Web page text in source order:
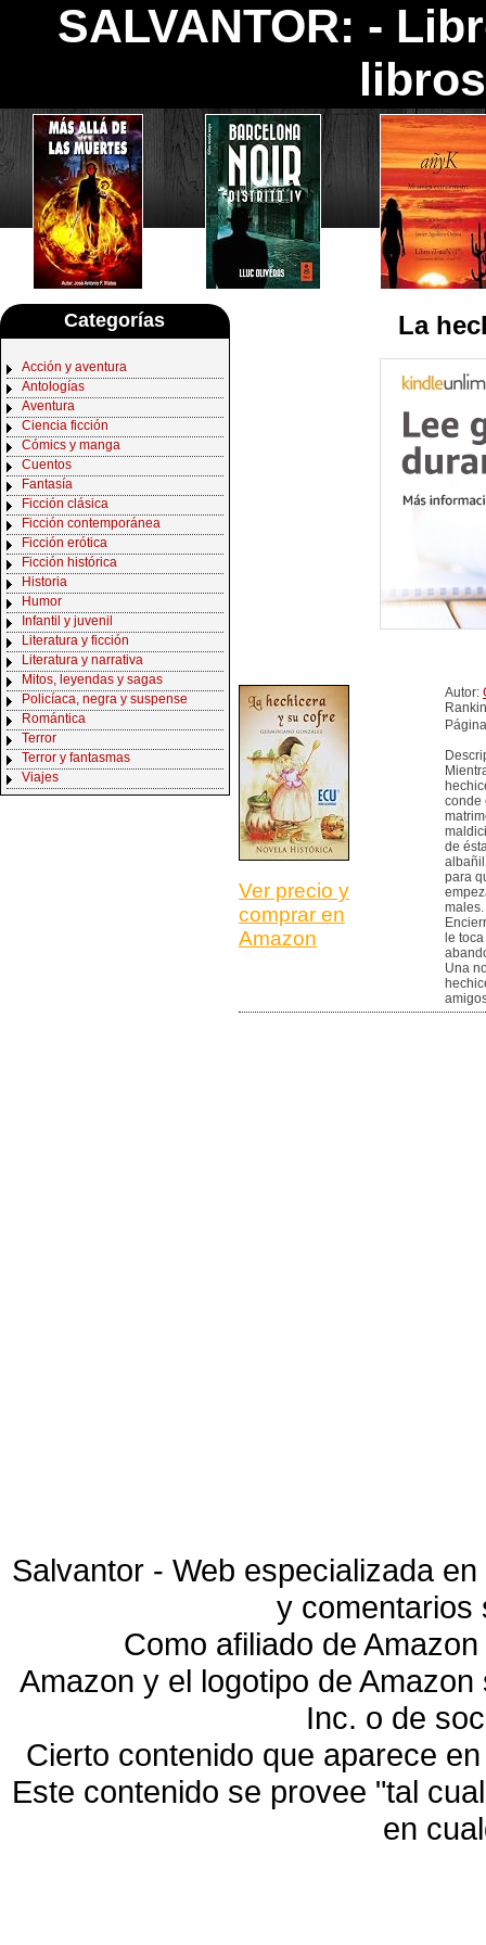
SALVANTOR: -
Categorías
Acción y aventura
Antologías
Aventura
Ciencia ficción
Cómics y manga
Cuentos
Fantasía
Ficción clásica
Ficción contemporánea
Ficción erótica
Ficción histórica
Historia
Humor
Infantil y juvenil
Literatura y ficción
Literatura y narrativa
Mitos, leyendas y sagas
Policíaca, negra y suspense
Romántica
Terror
Terror y fantasmas
Viajes
La
Ver precio y
comprar en
Amazon
Autor:
conde
de
albañil
para
males.
le
Una
Salvantor - Web especializada
y
Como afiliado de
Amazon y el logotipo de
Inc. o de
Cierto contenido que aparece
Este contenido se provee "tal
en